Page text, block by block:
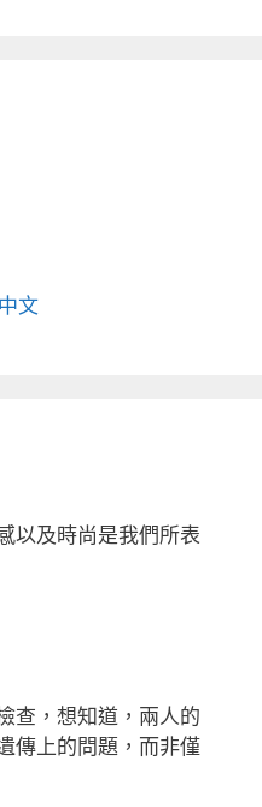
文
以及時尚是我們所表
查，想知道，兩人的
傳上的問題，而非僅